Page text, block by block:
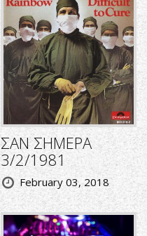
ΣΑΝ ΣΗΜΕΡΑ
3/2/1981
February 03, 2018